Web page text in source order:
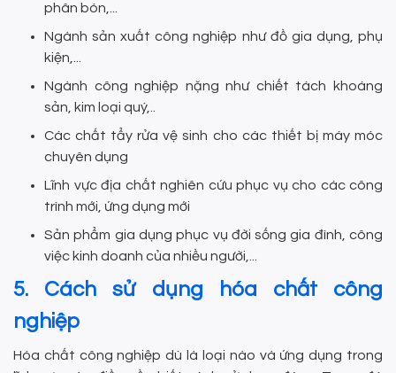
phân bón,...
Ngành sản xuất công nghiệp như đồ gia dụng, phụ
kiện,...
Ngành công nghiệp nặng như chiết tách khoáng
sản, kim loại quý,..
Các chất tẩy rửa vệ sinh cho các thiết bị máy móc
chuyên dụng
Lĩnh vực địa chất nghiên cứu phục vụ cho các công
trình mới, ứng dụng mới
Sản phẩm gia dụng phục vụ đời sống gia đình, công
việc kinh doanh của nhiều người,...
5. Cách sử dụng hóa chất công
nghiệp
Hóa chất công nghiệp dù là loại nào và ứng dụng trong